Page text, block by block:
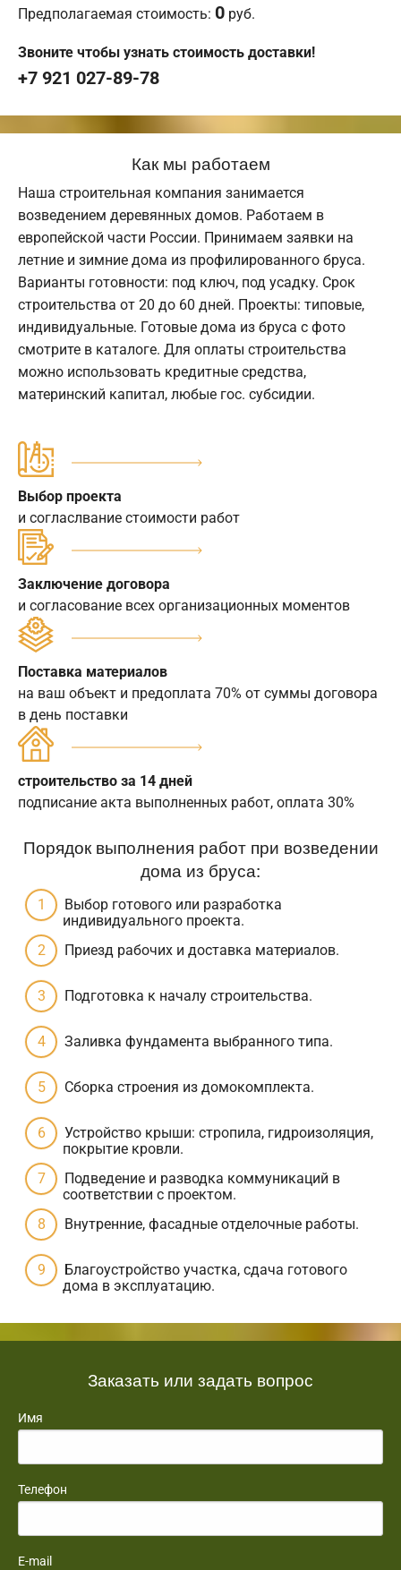
Предполагаемая стоимость: 0 руб.
Звоните чтобы узнать стоимость доставки!
+7 921 027-89-78
Как мы работаем
Наша строительная компания занимается
возведением деревянных домов. Работаем в
европейской части России. Принимаем заявки на
летние и зимние дома из профилированного бруса.
Варианты готовности: под ключ, под усадку. Срок
строительства от 20 до 60 дней. Проекты: типовые,
индивидуальные. Готовые дома из бруса с фото
смотрите в каталоге. Для оплаты строительства
можно использовать кредитные средства,
материнский капитал, любые гос. субсидии.
Выбор проекта
и согласлвание стоимости работ
Заключение договора
и согласование всех организационных моментов
Поставка материалов
на ваш объект и предоплата 70% от суммы договора
в день поставки
строительство за 14 дней
подписание акта выполненных работ, оплата 30%
Порядок выполнения работ при возведении
дома из бруса:
Выбор готового или разработка
индивидуального проекта.
Приезд рабочих и доставка материалов.
Подготовка к началу строительства.
Заливка фундамента выбранного типа.
Сборка строения из домокомплекта.
Устройство крыши: стропила, гидроизоляция,
покрытие кровли.
Подведение и разводка коммуникаций в
соответствии с проектом.
Внутренние, фасадные отделочные работы.
Благоустройство участка, сдача готового
дома в эксплуатацию.
Заказать или задать вопрос
Имя
Телефон
E-mail